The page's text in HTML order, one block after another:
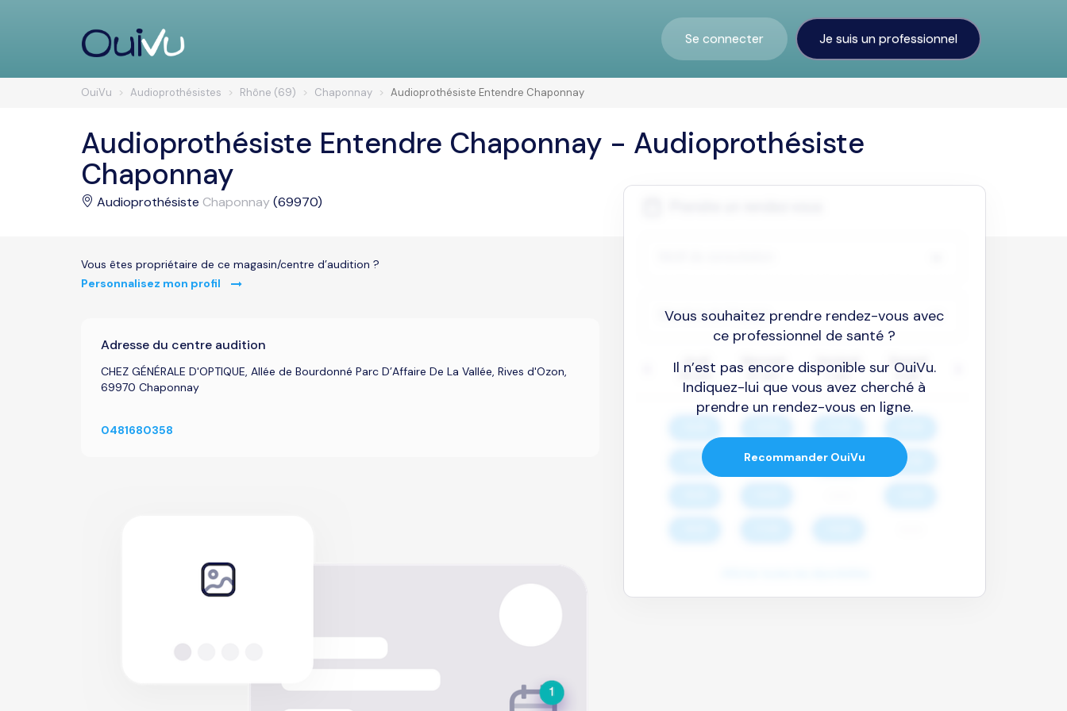
Se connecter Je suis un professionnel
OuiVu Audioprothésistes Rhône (69) Chaponnay Audioprothésiste Entendre Chaponnay
Audioprothésiste Entendre Chaponnay - Audioprothésiste
Chaponnay
Audioprothésiste Chaponnay(69970)
Vous souhaitez prendre rendez-vous avec
ce professionnel de santé ?
Il n’est pas encore disponible sur OuiVu.
Indiquez-lui que vous avez cherché à
prendre un rendez-vous en ligne.
Recommander OuiVu
Vous êtes propriétaire de ce magasin/centre d’audition ?
Personnalisez mon profil
Adresse du centre audition
CHEZ GÉNÉRALE D'OPTIQUE, Allée de Bourdonné Parc D’Affaire De La Vallée, Rives d'Ozon,
69970 Chaponnay
0481680358